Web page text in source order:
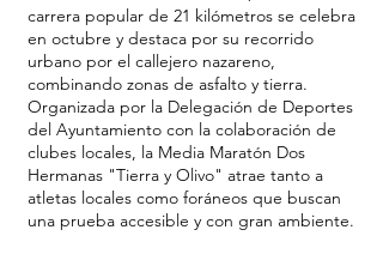
carrera popular de 21 kilómetros se celebra
en octubre y destaca por su recorrido
urbano por el callejero nazareno,
combinando zonas de asfalto y tierra.
Organizada por la Delegación de Deportes
del Ayuntamiento con la colaboración de
clubes locales, la Media Maratón Dos
Hermanas "Tierra y Olivo" atrae tanto a
atletas locales como foráneos que buscan
una prueba accesible y con gran ambiente.